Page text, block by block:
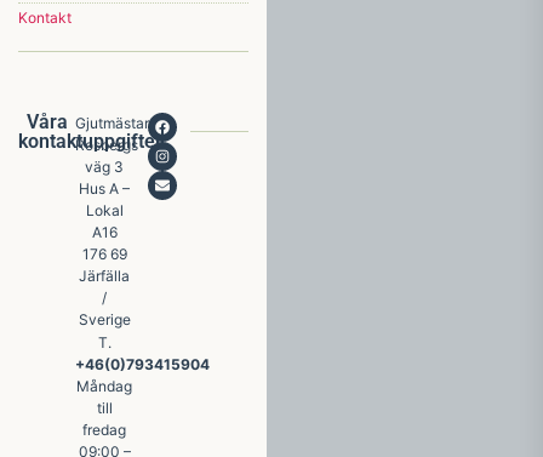
Kontakt
Våra
kontaktuppgifter
Gjutmästare
Rosbergs
väg 3
Hus A –
Lokal
A16
176 69
Järfälla
/
Sverige
T.
+46(0)793415904
Måndag
till
fredag
09:00 –